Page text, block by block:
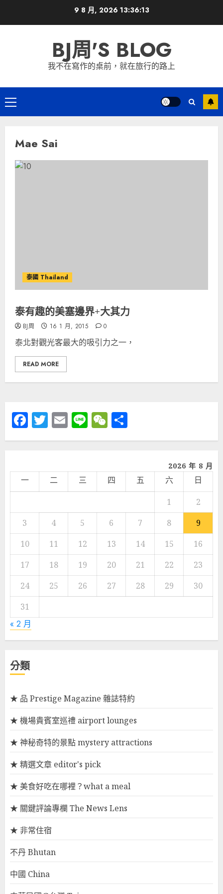
9 8 月, 2026 13:36:13
BJ周'S BLOG
我不在寫作的桌前，就在旅行的路上
Primary
Menu
Mae Sai
泰國 Thailand
泰有趣的美塞邊界+大其力
BJ周 16 1 月, 2015 0
泰北對觀光客最大的吸引力之一，
READ MORE
Facebook
Twitter
Email
LineWeChat
享
2026 年 8 月
一 二 三 四 五 六
日
1
2
3
4 5 6 7 8
9
10
11 12 13 14 15
16
17
18 19 20 21 22
23
24
25 26 27 28 29
30
31
« 2 月
分類
★ 品 Prestige Magazine 雜誌特約
★ 機場貴賓室巡禮 airport lounges
★ 神秘奇特的景點 mystery attractions
★ 精選文章 editor's pick
★ 美食好吃在哪裡？what a meal
★ 關鍵評論專欄 The News Lens
★ 非常住宿
不丹 Bhutan
中國 China